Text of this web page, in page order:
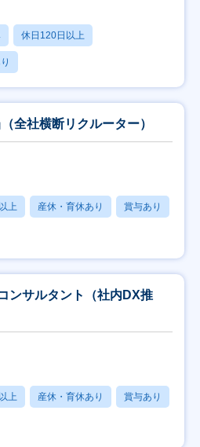
休日120日以上
全社横断リクルーター）
上 産休・育休あり 賞与あり
ンサルタント（社内DX推
上 産休・育休あり 賞与あり